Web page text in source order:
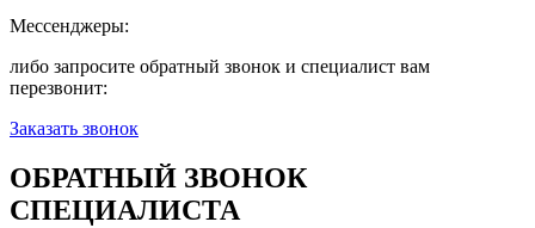
Мессенджеры:
либо запросите обратный звонок и специалист вам
перезвонит:
Заказать звонок
ОБРАТНЫЙ ЗВОНОК
СПЕЦИАЛИСТА